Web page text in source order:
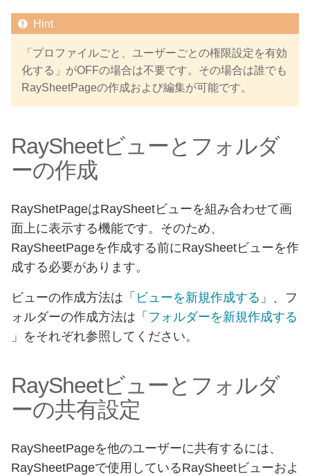
「プロファイルごと、ユーザーごとの権限設定を有効
化する」がOFFの場合は不要です。その場合は誰でも
RaySheetPageの作成および編集が可能です。
RaySheetビューとフォルダ
ーの作成
RayShetPageはRaySheetビューを組み合わせて画
面上に表示する機能です。そのため、
RaySheetPageを作成する前にRaySheetビューを作
成する必要があります。
ビューの作成方法は「 ビューを新規作成する 」、フ
ォルダーの作成方法は「 フォルダーを新規作成する
」をそれぞれ参照してください。
RaySheetビューとフォルダ
ーの共有設定
RaySheetPageを他のユーザーに共有するには、
RaySheetPageで使用しているRaySheetビューおよ